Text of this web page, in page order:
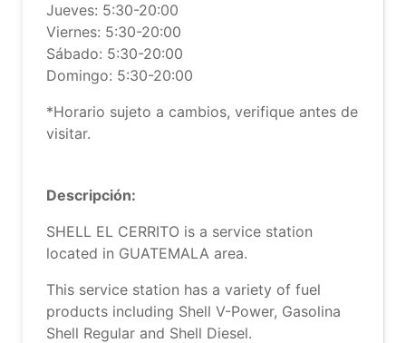
Jueves: 5:30-20:00
Viernes: 5:30-20:00
Sábado: 5:30-20:00
Domingo: 5:30-20:00
*Horario sujeto a cambios, verifique antes de
visitar.
Descripción:
SHELL EL CERRITO is a service station
located in GUATEMALA area.
This service station has a variety of fuel
products including Shell V-Power, Gasolina
Shell Regular and Shell Diesel.